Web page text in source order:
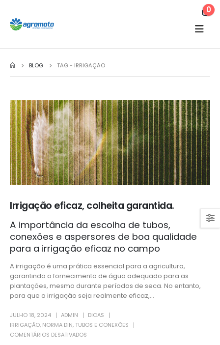
0
BLOG TAG - IRRIGAÇÃO
Irrigação eficaz, colheita garantida.
A importância da escolha de tubos,
conexões e aspersores de boa qualidade
para a irrigação eficaz no campo
A irrigação é uma prática essencial para a agricultura,
garantindo o fornecimento de água adequado para as
plantações, mesmo durante períodos de seca. No entanto,
para que a irrigação seja realmente eficaz,...
JULHO 18, 2024 ADMIN
DICAS
IRRIGAÇÃO, NORMA DIN, TUBOS E CONEXÕES
COMENTÁRIOS DESATIVADOS